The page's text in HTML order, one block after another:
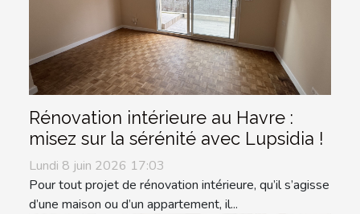
Rénovation intérieure au Havre :
misez sur la sérénité avec Lupsidia !
Lundi 8 juin 2026 17:03
Pour tout projet de rénovation intérieure, qu’il s’agisse
d’une maison ou d’un appartement, il...